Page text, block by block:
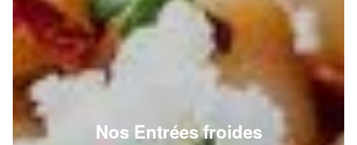
Nos Entrées froides